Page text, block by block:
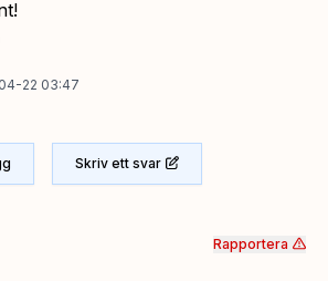
22 03:47
Skriv ett svar
Rapportera